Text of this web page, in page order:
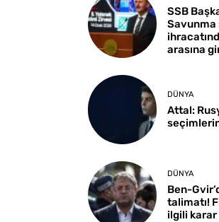
SSB
Savunma
arasına
DÜNYA
Attal:
DÜNYA
Ben-
talimatı!
ilgili